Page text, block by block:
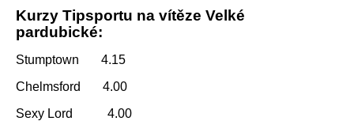
Kurzy Tipsportu na vítěze Velké
pardubické:
Stumptown 4.15
Chelmsford 4.00
Sexy Lord 4.00